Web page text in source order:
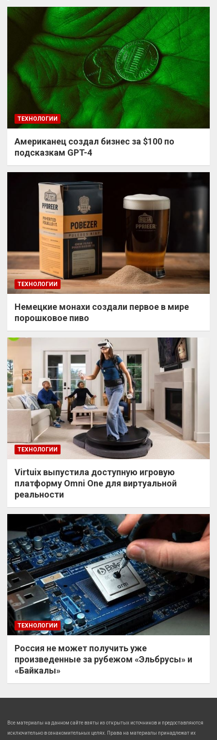
ТЕХНОЛОГИИ
Американец создал бизнес за $100 по
подсказкам GPT-4
ТЕХНОЛОГИИ
Немецкие монахи создали первое в мире
порошковое пиво
ТЕХНОЛОГИИ
Virtuix выпустила доступную игровую
платформу Omni One для виртуальной
реальности
ТЕХНОЛОГИИ
Россия не может получить уже
произведенные за рубежом «Эльбрусы» и
«Байкалы»
Все материалы на данном сайте взяты из открытых источников и предоставляются
исключительно в ознакомительных целях. Права на материалы принадлежат их